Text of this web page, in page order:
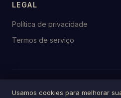
LEGAL
Política de privacidade
Termos de serviço
© 2026
Usamos cookies para melhorar